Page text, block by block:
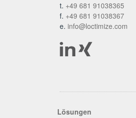
t. +49 681 91038365
f. +49 681 91038367
e. info@loctimize.com
Lösungen